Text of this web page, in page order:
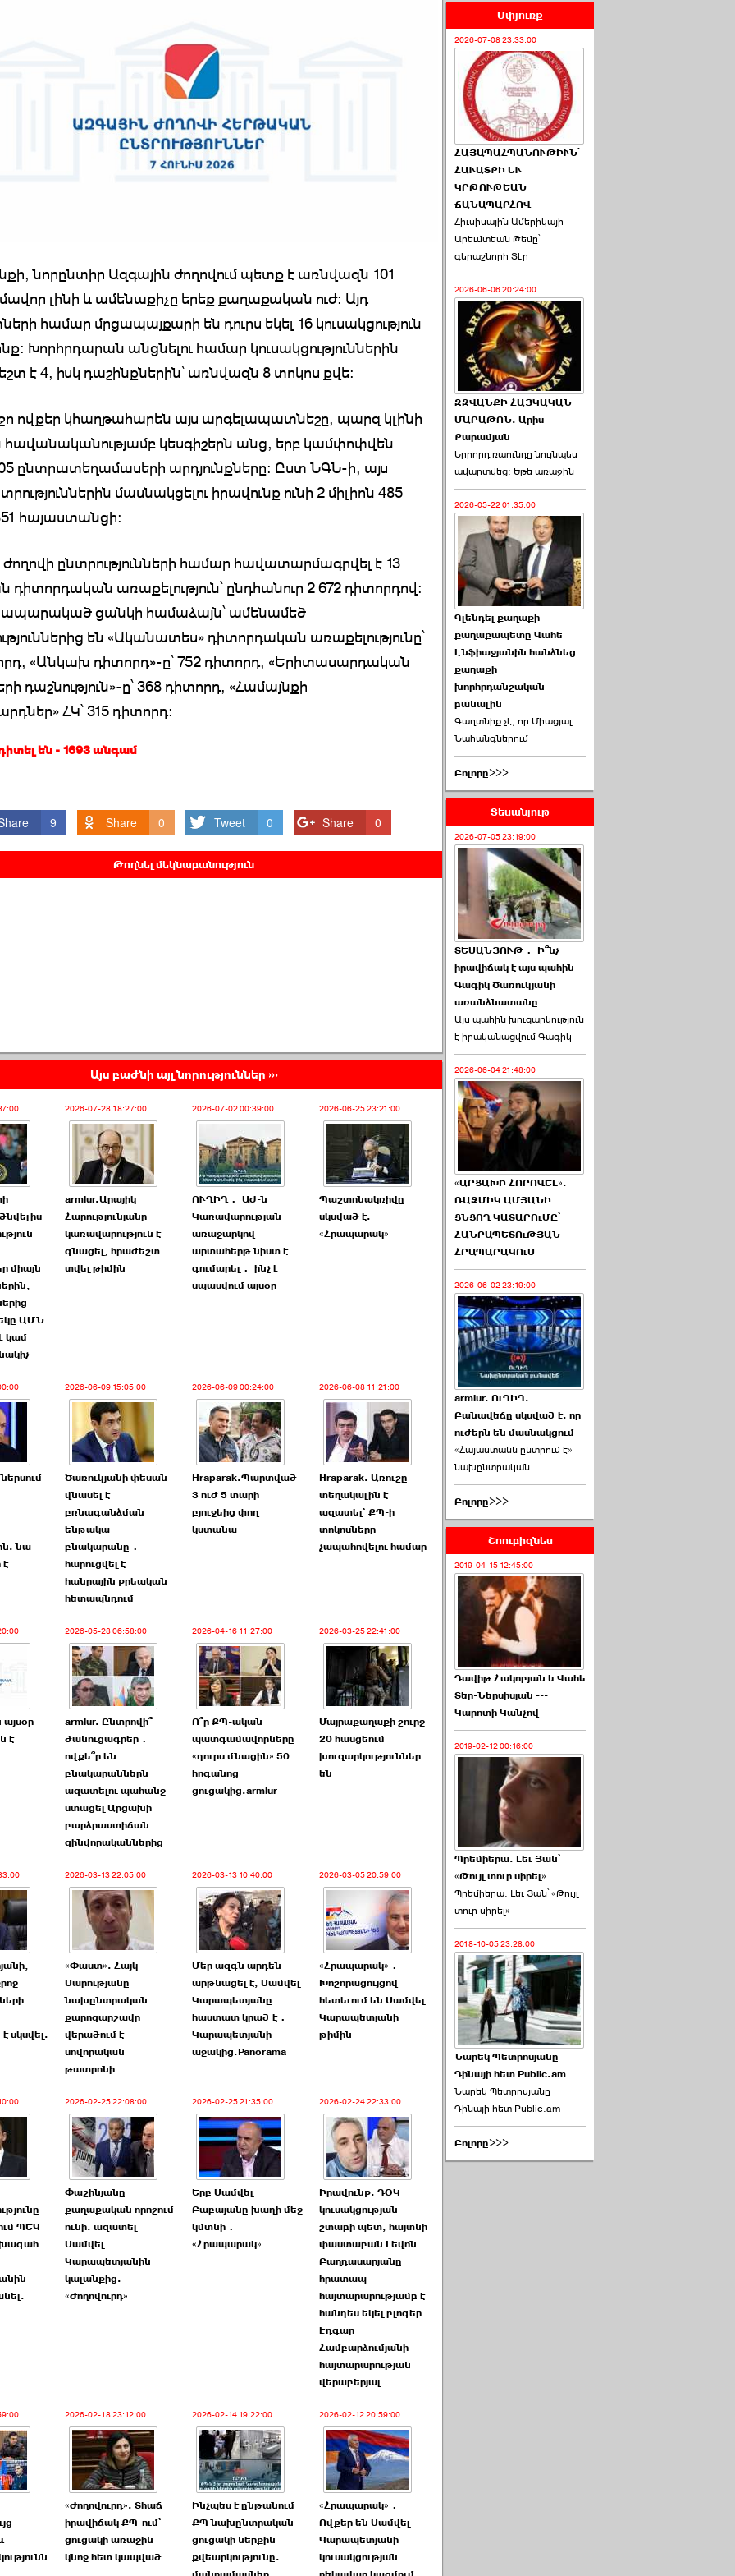
նորընտիր Ազգային ժողովում պետք է առնվազն 101
լինի և ամենաքիչը երեք քաղաքական ուժ։ Այդ
համար մրցապայքարի են դուրս եկել 16 կուսակցություն
Խորհրդարան անցնելու համար կուսակցություններին
է 4, իսկ դաշինքներին՝ առնվազն 8 տոկոս քվե։
ովքեր կհաղթահարեն այս արգելապատնեշը, պարզ կլինի
հավանականությամբ կեսգիշերն անց, երբ կամփոփվեն
ընտրատեղամասերի արդյունքները։ Ըստ ՆԳՆ-ի, այս
մասնակցելու իրավունք ունի 2 միլիոն 485
հայաստանցի։
ընտրությունների համար հավատարմագրվել է 13
առաքելություն՝ ընդհանուր 2 672 դիտորդով։
ցանկի համաձայն՝ ամենամեծ
են «Ականատես» դիտորդական առաքելությունը՝
«Անկախ դիտորդ»-ը՝ 752 դիտորդ, «Երիտասարդական
դաշնություն»-ը՝ 368 դիտորդ, «Համայնքի
ՀԿ՝ 315 դիտորդ:
դիտել են - 1693 անգամ
9 Share 0 Tweet 0 Share 0
Թողնել մեկնաբանություն
Այս բաժնի այլ նորություններ ›››
միայն
ԱՄՆ
կամ
2026-07-28 18:27:00
armlur.Արայիկ
Հարությունյանը
կառավարություն է
գնացել, հրաժեշտ
տվել թիմին
2026-07-02 00:39:00
ՈՒՂԻՂ․ ԱԺ-ն
Կառավարության
առաջարկով
արտահերթ նիստ է
գումարել․ ինչ է
սպասվում այսօր
2026-06-25 23:21:00
Պաշտոնակռիվը
սկսված է.
«Հրապարակ»
նա
2026-06-09 15:05:00
Ծառուկյանի փեսան
վնասել է
բռնագանձման
ենթակա
բնակարանը․
հարուցվել է
հանրային քրեական
հետապնդում
2026-06-09 00:24:00
Hraparak.Պարտված
3 ուժ 5 տարի
բյուջեից փող
կստանա
2026-06-08 11:21:00
Hraparak. Առուշը
տեղակալին է
ազատել` ՔՊ-ի
տոկոսները
չապահովելու համար
է
2026-05-28 06:58:00
armlur. Ընտրովի՞
ծանուցագրեր․
ովքե՞ր են
բնակարաններն
ազատելու պահանջ
ստացել Արցախի
բարձրաստիճան
զինվորականներից
2026-04-16 11:27:00
Ո՞ր ՔՊ-ական
պատգամավորները
«դուրս մնացին» 50
հոգանոց
ցուցակից.armlur
2026-03-25 22:41:00
Մայրաքաղաքի շուրջ
20 հասցեում
խուզարկություններ
են
սկսվել.
2026-03-13 22:05:00
«Փաստ». Հայկ
Մարությանը
նախընտրական
քարոզարշավը
վերածում է
սովորական
թատրոնի
2026-03-13 10:40:00
Մեր ազգն արդեն
արթնացել է, Սամվել
Կարապետյանը
հաստատ կրած է․
Կարապետյանի
աջակից.Panorama
2026-03-05 20:59:00
«Հրապարակ»․
Խոշորացույցով
հետեւում են Սամվել
Կարապետյանի
թիմին
ՊԵԿ
2026-02-25 22:08:00
Փաշինյանը
քաղաքական որոշում
ունի. ազատել
Սամվել
Կարապետյանին
կալանքից.
«Ժողովուրդ»
2026-02-25 21:35:00
Երբ Սամվել
Բաբայանը խաղի մեջ
կմտնի․
«Հրապարակ»
2026-02-24 22:33:00
Իրավունք. ԴՕԿ
կուսակցության
շտաբի պետ, հայտնի
փաստաբան Լեվոն
Բաղդասարյանը
հրատապ
հայտարարությամբ է
հանդես եկել բլոգեր
Էդգար
Համբարձումյանի
հայտարարության
վերաբերյալ
2026-02-18 23:12:00
«Ժողովուրդ». Տհաճ
իրավիճակ ՔՊ-ում`
ցուցակի առաջին
կնոջ հետ կապված
2026-02-14 19:22:00
Ինչպես է ընթանում
ՔՊ նախընտրական
ցուցակի ներքին
քվեարկությունը.
2026-02-12 20:59:00
«Հրապարակ»․
Ովքեր են Սամվել
Կարապետյանի
կուսակցության
Սփյուռք
2026-07-08 23:33:00
ՀԱՅԱՊԱՀՊԱՆՈՒԹԻՒՆ՝
ՀԱՒԱՏՔԻ ԵՒ
ԿՐԹՈՒԹԵԱՆ
ՃԱՆԱՊԱՐՀՈՎ
Հիւսիսային Ամերիկայի
Արեւմտեան Թեմը՝
գերաշնորհ Տէր
2026-06-06 20:24:00
ԶԶՎԱՆՔԻ ՀԱՅԿԱԿԱՆ
ՄԱՐԱԹՈՆ. Արիս
Քարամյան
Երրորդ ռաունդը նույնպես
ավարտվեց։ Եթե առաջին
2026-05-22 01:35:00
Գլենդել քաղաքի
քաղաքապետը Վահե
Էնֆիաջյանին հանձնեց
քաղաքի
խորհրդանշական
բանալին
Գաղտնիք չէ, որ Միացյալ
Նահանգներում
Բոլորը>>>
Տեսանյութ
2026-07-05 23:19:00
ՏԵՍԱՆՅՈՒԹ․ Ի՞նչ
իրավիճակ է այս պահին
Գագիկ Ծառուկյանի
առանձնատանը
Այս պահին խուզարկություն
է իրականացվում Գագիկ
2026-06-04 21:48:00
«ԱՐՑԱԽԻ ՀՈՐՈՎԵԼ».
ՌԱԶՄԻԿ ԱՄՅԱՆԻ
ՑՆՑՈՂ ԿԱՏԱՐՈւՄԸ՝
ՀԱՆՐԱՊԵՏՈւԹՅԱՆ
ՀՐԱՊԱՐԱԿՈւՄ
2026-06-02 23:19:00
armlur. ՈւՂԻՂ.
Բանավեճը սկսված է. որ
ուժերն են մասնակցում
«Հայաստանն ընտրում է»
նախընտրական
Բոլորը>>>
Շոուբիզնես
2019-04-15 12:45:00
Դավիթ Հակոբյան և Վահե
Տեր-Ներսիսյան ---
Կարոտի Կանչով
2019-02-12 00:16:00
Պրեմիերա. Լեւ Յան՝
«Թույլ տուր սիրել»
Պրեմիերա. Լեւ Յան՝ «Թույլ
տուր սիրել»
2018-10-05 23:28:00
Նարեկ Պետրոսյանը
Դինայի հետ Public.am
Նարեկ Պետրոսյանը
Դինայի հետ Public.am
Բոլորը>>>